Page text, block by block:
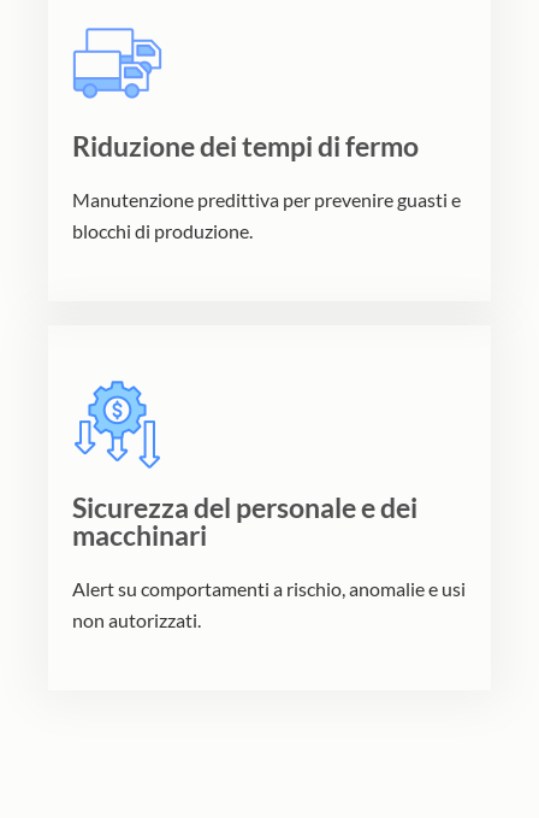
Riduzione dei tempi di fermo
Manutenzione predittiva per prevenire guasti e
blocchi di produzione.
Sicurezza del personale e dei
macchinari
Alert su comportamenti a rischio, anomalie e usi
non autorizzati.